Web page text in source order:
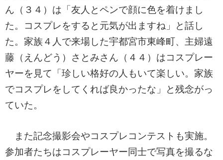
ん（３４）は「友人とペンで顔に色を着けまし
た。コスプレをすると元気が出ますね」と話し
た。家族４人で来場した宇都宮市東峰町、主婦遠
藤（えんどう）さとみさん（４４）はコスプレー
ヤーを見て「珍しい格好の人もいて楽しい。家族
でコスプレをしてくれば良かったな」と残念がっ
ていた。
また記念撮影会やコスプレコンテストも実施。
参加者たちはコスプレーヤー同士で写真を撮るな